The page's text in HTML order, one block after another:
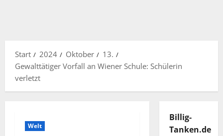
Start 2024 Oktober
13.
Gewalttätiger Vorfall an Wiener Schule: Schülerin
verletzt
Welt
Billig-
Tanken.de